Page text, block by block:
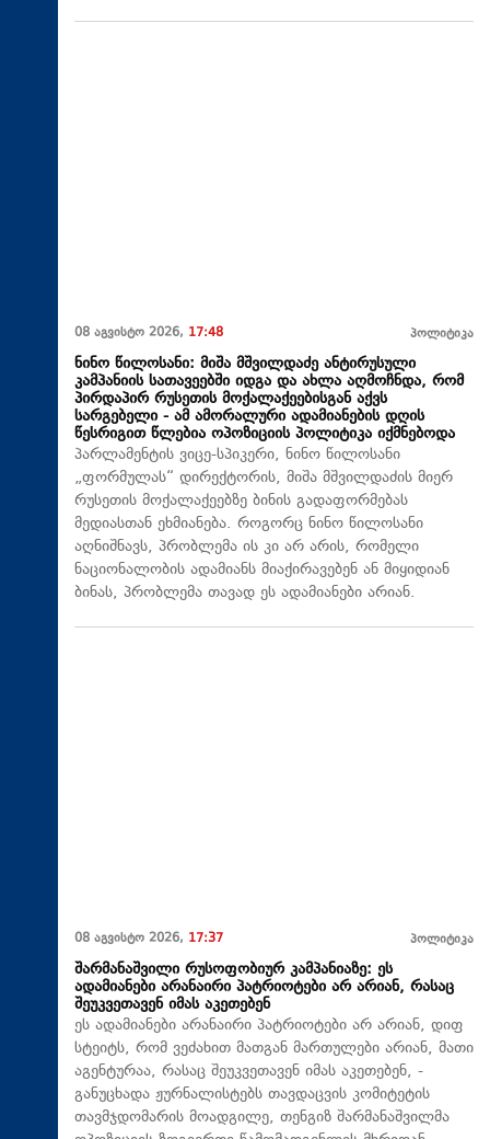
08 აგვისტო 2026, 17:48 პოლიტიკა
ნინო წილოსანი: მიშა მშვილდაძე ანტირუსული
კამპანიის სათავეებში იდგა და ახლა აღმოჩნდა, რომ
პირდაპირ რუსეთის მოქალაქეებისგან აქვს
სარგებელი - ამ ამორალური ადამიანების დღის
წესრიგით წლებია ოპოზიციის პოლიტიკა იქმნებოდა
პარლამენტის ვიცე-სპიკერი, ნინო წილოსანი
„ფორმულას“ დირექტორის, მიშა მშვილდაძის მიერ
რუსეთის მოქალაქეებზე ბინის გადაფორმებას
მედიასთან ეხმიანება. როგორც ნინო წილოსანი
აღნიშნავს, პრობლემა ის კი არ არის, რომელი
ნაციონალობის ადამიანს მიაქირავებენ ან მიყიდიან
ბინას, პრობლემა თავად ეს ადამიანები არიან.
08 აგვისტო 2026, 17:37 პოლიტიკა
შარმანაშვილი რუსოფობიურ კამპანიაზე: ეს
ადამიანები არანაირი პატრიოტები არ არიან, რასაც
შეუკვეთავენ იმას აკეთებენ
ეს ადამიანები არანაირი პატრიოტები არ არიან, დიფ
სტეიტს, რომ ვეძახით მათგან მართულები არიან, მათი
აგენტურაა, რასაც შეუკვეთავენ იმას აკეთებენ, -
განუცხადა ჟურნალისტებს თავდაცვის კომიტეტის
თავმჯდომარის მოადგილე, თენგიზ შარმანაშვილმა